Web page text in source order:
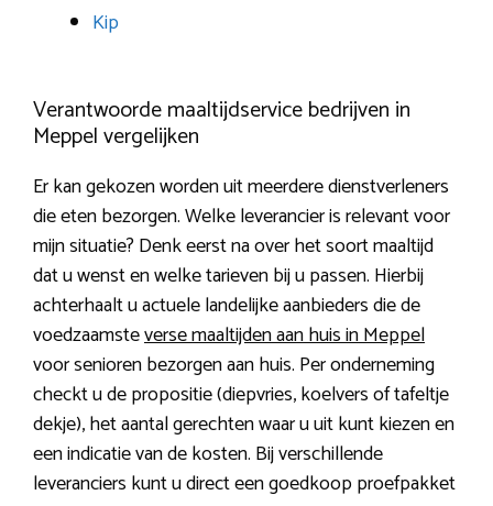
Kip
Verantwoorde maaltijdservice bedrijven in
Meppel vergelijken
Er kan gekozen worden uit meerdere dienstverleners
die eten bezorgen. Welke leverancier is relevant voor
mijn situatie? Denk eerst na over het soort maaltijd
dat u wenst en welke tarieven bij u passen. Hierbij
achterhaalt u actuele landelijke aanbieders die de
voedzaamsteverse maaltijden aan huis in Meppel
voor senioren bezorgen aan huis. Per onderneming
checkt u de propositie (diepvries, koelvers of tafeltje
dekje), het aantal gerechten waar u uit kunt kiezen en
een indicatie van de kosten. Bij verschillende
leveranciers kunt u direct een goedkoop proefpakket